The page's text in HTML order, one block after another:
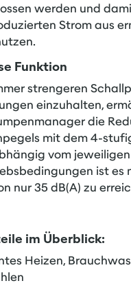
werden und
Strom aus
Funktion
strengeren
einzuhalten,
die
mit dem 4-
vom
ist es
nur 35 dB(A) zu
im Überblick:
Heizen,